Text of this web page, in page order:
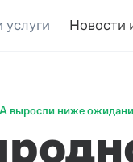
Новости
выросли ниже